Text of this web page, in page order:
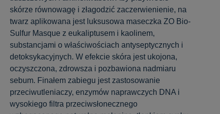
skórze równowagę i złagodzić zaczerwienienie, na
twarz aplikowana jest luksusowa maseczka ZO Bio-
Sulfur Masque z eukaliptusem i kaolinem,
substancjami o właściwościach antyseptycznych i
detoksykacyjnych. W efekcie skóra jest ukojona,
oczyszczona, zdrowsza i pozbawiona nadmiaru
sebum. Finałem zabiegu jest zastosowanie
przeciwutleniaczy, enzymów naprawczych DNA i
wysokiego filtra przeciwsłonecznego